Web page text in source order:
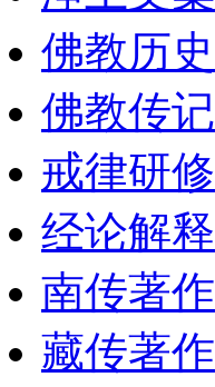
佛教历史
佛教传记
戒律研修
经论解释
南传著作
藏传著作